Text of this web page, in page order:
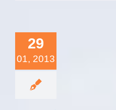
29
01, 2013